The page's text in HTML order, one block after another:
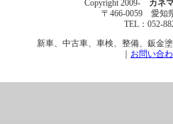
Copyright 2009- カネ
〒466-0059 愛知
TEL：052-
新車、中古車、車検、整備、鈑金
お問い合